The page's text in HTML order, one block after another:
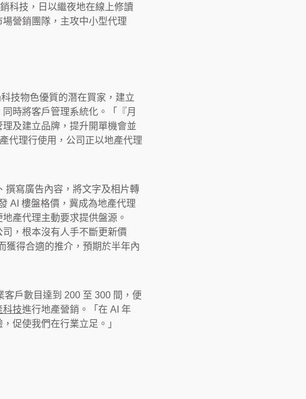
科技，日以繼夜地在線上修讀
營銷團隊，主攻中小型代理
技物色優質的潛在買家，建立
時將客戶管理系統化。「『月
及建立品牌，提升開單機會並
代理行使用，公司正以地產代理
撰寫廣告內容，將文字及相片轉
AI 樓盤格價，冀成為地產代理
產代理主動要求提供盤源。
，根本沒有人手不斷更新價
獲得合適的推介，預期於半年內
戶數目達到 200 至 300 間，便
科技進行地產營銷。「在 AI 年
促使我們在行業立足。」